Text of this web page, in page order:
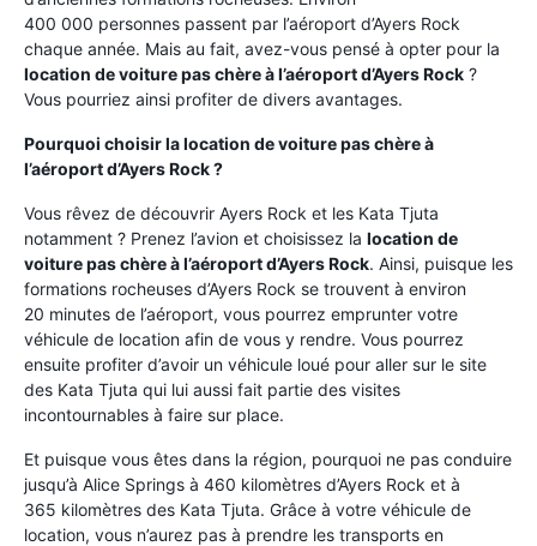
400 000 personnes passent par l’aéroport d’Ayers Rock
chaque année. Mais au fait, avez-vous pensé à opter pour la
location de voiture pas chère à l’aéroport d’Ayers Rock ?
Vous pourriez ainsi profiter de divers avantages.
Pourquoi choisir la location de voiture pas chère à
l’aéroport d’Ayers Rock ?
Vous rêvez de découvrir Ayers Rock et les Kata Tjuta
notamment ? Prenez l’avion et choisissez la location de
voiture pas chère à l’aéroport d’Ayers Rock. Ainsi, puisque les
formations rocheuses d’Ayers Rock se trouvent à environ
20 minutes de l’aéroport, vous pourrez emprunter votre
véhicule de location afin de vous y rendre. Vous pourrez
ensuite profiter d’avoir un véhicule loué pour aller sur le site
des Kata Tjuta qui lui aussi fait partie des visites
incontournables à faire sur place.
Et puisque vous êtes dans la région, pourquoi ne pas conduire
jusqu’à Alice Springs à 460 kilomètres d’Ayers Rock et à
365 kilomètres des Kata Tjuta. Grâce à votre véhicule de
location, vous n’aurez pas à prendre les transports en